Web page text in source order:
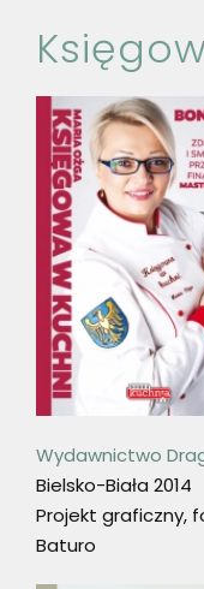
Wydawnictwo
Bielsko-Biała 2014
Projekt graficzny,
Baturo